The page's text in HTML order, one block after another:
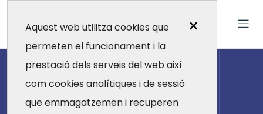
×
Aquest web utilitza cookies que
permeten el funcionament i la
prestació dels serveis del web així
com cookies analítiques i de sessió
que emmagatzemen i recuperen